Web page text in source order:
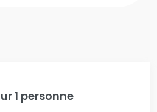
1 personne